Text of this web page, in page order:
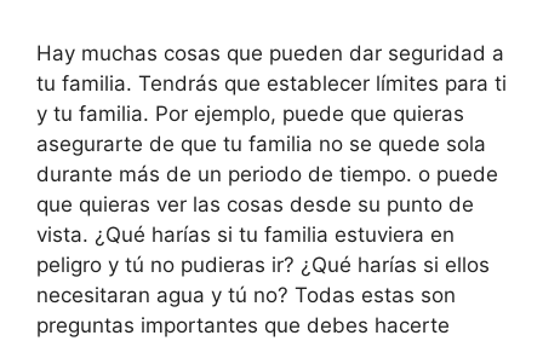
Hay muchas cosas que pueden dar seguridad a
tu familia. Tendrás que establecer límites para ti
y tu familia. Por ejemplo, puede que quieras
asegurarte de que tu familia no se quede sola
durante más de un periodo de tiempo. o puede
que quieras ver las cosas desde su punto de
vista. ¿Qué harías si tu familia estuviera en
peligro y tú no pudieras ir? ¿Qué harías si ellos
necesitaran agua y tú no? Todas estas son
preguntas importantes que debes hacerte